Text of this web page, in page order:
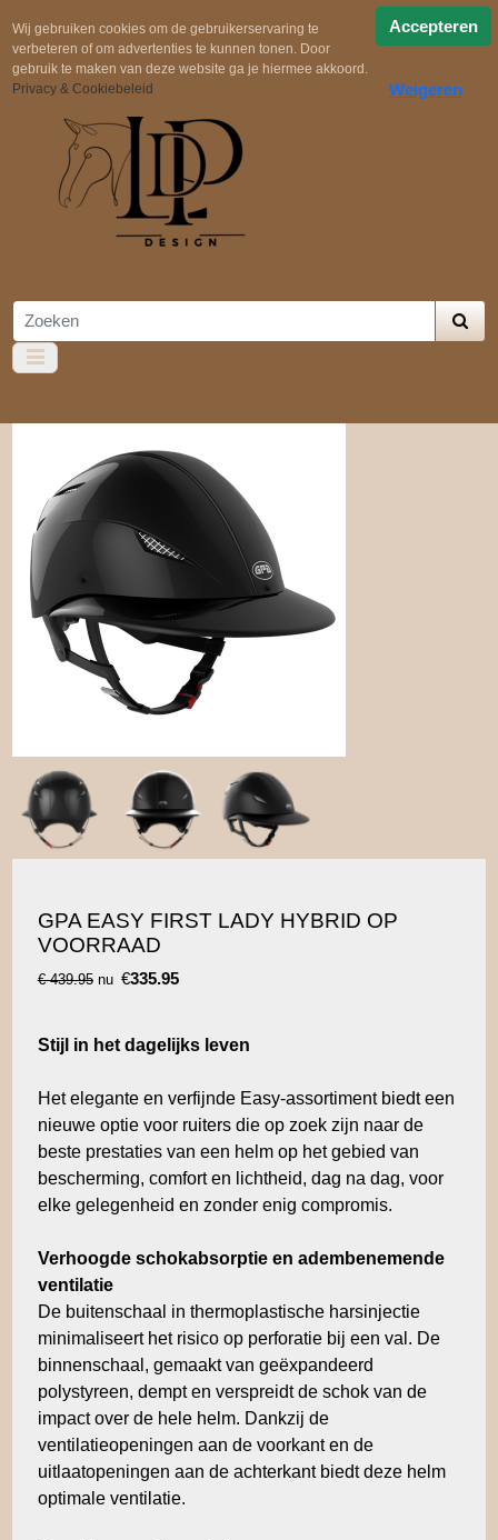
Snelle verzending Uit voorraad geleverd!
Gratis
verzending in NL boven €100,-
Zelf samenstellen
GPA EASY FIRST LADY HYBRID OP
VOORRAAD
€ 439.95nu €335.95
Stijl in het dagelijks leven
Het elegante en verfijnde Easy-assortiment biedt een
nieuwe optie voor ruiters die op zoek zijn naar de
beste prestaties van een helm op het gebied van
bescherming, comfort en lichtheid, dag na dag, voor
elke gelegenheid en zonder enig compromis.
Verhoogde schokabsorptie en adembenemende
ventilatie
De buitenschaal in thermoplastische harsinjectie
minimaliseert het risico op perforatie bij een val. De
binnenschaal, gemaakt van geëxpandeerd
polystyreen, dempt en verspreidt de schok van de
impact over de hele helm. Dankzij de
ventilatieopeningen aan de voorkant en de
uitlaatopeningen aan de achterkant biedt deze helm
optimale ventilatie.
Wij gebruiken cookies om de gebruikerservaring te
verbeteren of om advertenties te kunnen tonen. Door
gebruik te maken van deze website ga je hiermee akkoord.
Privacy & Cookiebeleid
Accepteren
Weigeren